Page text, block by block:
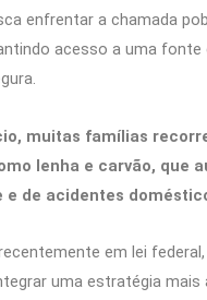
enfrentar a chamada
acesso a uma fonte
muitas famílias
lenha e carvão, que
e de acidentes
em lei
uma estratégia mais